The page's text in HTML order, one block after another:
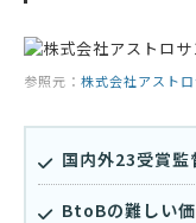
参照元： 株式会社アスト
国内外23受賞
BtoBの難しい